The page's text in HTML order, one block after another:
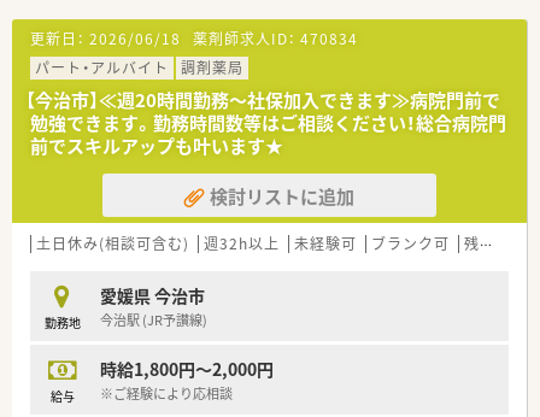
■投薬口は2カ所。座り投薬・立ち投薬それぞれ1カ所ずつありま
す。
＜研修制度＞
■ご入社後はOJTにて配属先での実務を通じて一連の業務を習
得頂きます。
その他にも接遇研修、他店舗での研修など人材育成にも力を入
れておられます。
＜法人特徴＞
■愛媛県内5店舗展開の地元企業です。今治市内に他店舗もござ
■従業員の皆さんの満足度を上げるため、年間休日120日以上、
平均より1.1％以上となる給与水準を目指されています。
■風通しの良い職場づくりのため、定期的な社内での集まりを開
■社員の自立性を高めるために委員会制度を設置し、従業員全員
が参加し意見交換をされています。
更新日： 2026/06/18 薬剤師求人ID： 470834
パート・アルバイト
調剤薬局
【今治市】≪週20時間勤務～社保加入できます≫病院門前で
勉強できます。勤務時間数等はご相談ください！総合病院門
前でスキルアップも叶います★
検討リストに追加
土日休み(相談可含む) 週32h以上 未経験可 ブランク可 残業なし(ほぼなし含む)
勤務地
愛媛県 今治市
今治駅 (JR予讃線)
給与
時給1,800円～2,000円
※ご経験により応相談